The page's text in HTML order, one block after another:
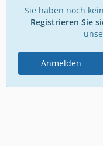
Sie haben noch
Registrieren Sie
Anmelden